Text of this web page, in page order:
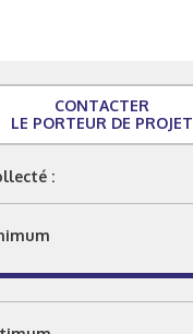
CONTACTER
LE PORTEUR DE PROJET
: